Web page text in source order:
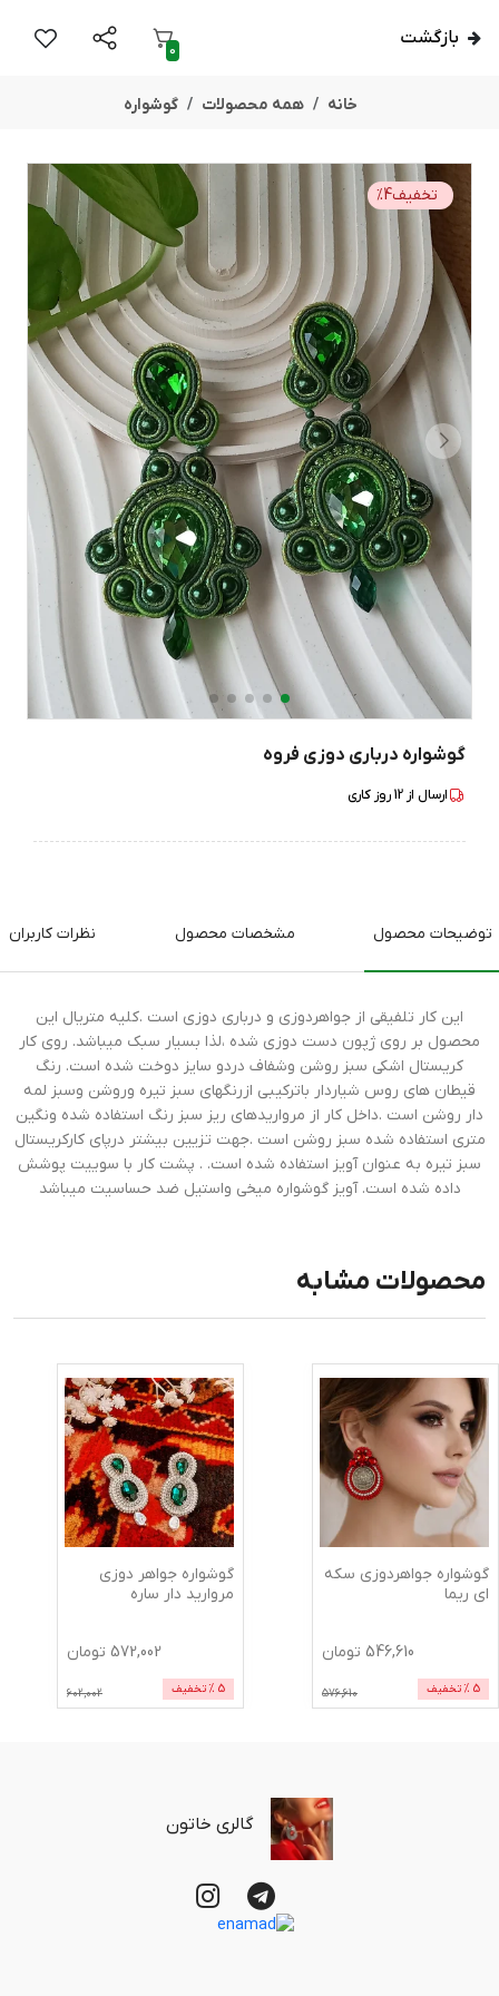
بازگشت
0
خانه همه محصولات گوشواره
تخفیف %4
گوشواره درباری دوزی فروه
ارسال از 12روز کاری
توضیحات محصول مشخصات محصول نظرات کاربران
این کار تلفیقی از جواهردوزی و درباری دوزی است .کلیه متریال این
محصول بر روی ژپون دست دوزی شده ،لذا بسیار سبک میباشد. روی کار
کریستال اشکی سبز روشن وشفاف دردو سایز دوخت شده است. رنگ
قیطان های روس شیاردار باترکیبی ازرنگهای سبز تیره وروشن وسبز لمه
دار روشن است .داخل کار از مرواریدهای ریز سبز رنگ استفاده شده ونگین
متری استفاده شده سبز روشن است .جهت تزیین بیشتر درپای کارکریستال
سبز تیره به عنوان آویز استفاده شده است. . پشت کار با سوییت پوشش
داده شده است. آویز گوشواره میخی واستیل ضد حساسیت میباشد
محصولات مشابه
گوشواره جواهردوزی سکه
ای ریما
546,610 تومان
5 % تخفیف 576,610
گوشواره جواهر دوزی
مروارید دار ساره
572,002 تومان
5 % تخفیف 602,002
گالری خاتون